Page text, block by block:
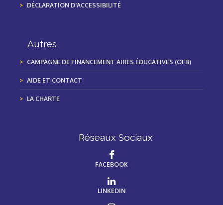
DÉCLARATION D'ACCESSIBILITÉ
Autres
CAMPAGNE DE FINANCEMENT AIRES ÉDUCATIVES (OFB)
AIDE ET CONTACT
LA CHARTE
Réseaux Sociaux
FACEBOOK
LINKEDIN